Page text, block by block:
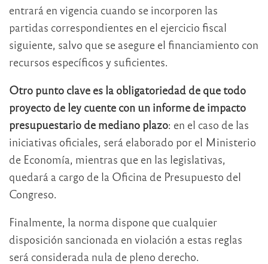
entrará en vigencia cuando se incorporen las
partidas correspondientes en el ejercicio fiscal
siguiente, salvo que se asegure el financiamiento con
recursos específicos y suficientes.
Otro punto clave es la obligatoriedad de que todo
proyecto de ley cuente con un informe de impacto
presupuestario de mediano plazo: en el caso de las
iniciativas oficiales, será elaborado por el Ministerio
de Economía, mientras que en las legislativas,
quedará a cargo de la Oficina de Presupuesto del
Congreso.
Finalmente, la norma dispone que cualquier
disposición sancionada en violación a estas reglas
será considerada nula de pleno derecho.